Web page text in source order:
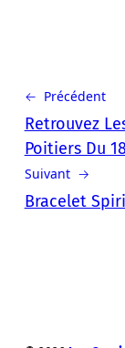
← Précédent
Retrouvez
Poitiers Du
Suivant →
Bracelet